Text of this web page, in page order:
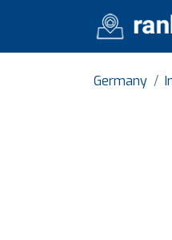
Germany